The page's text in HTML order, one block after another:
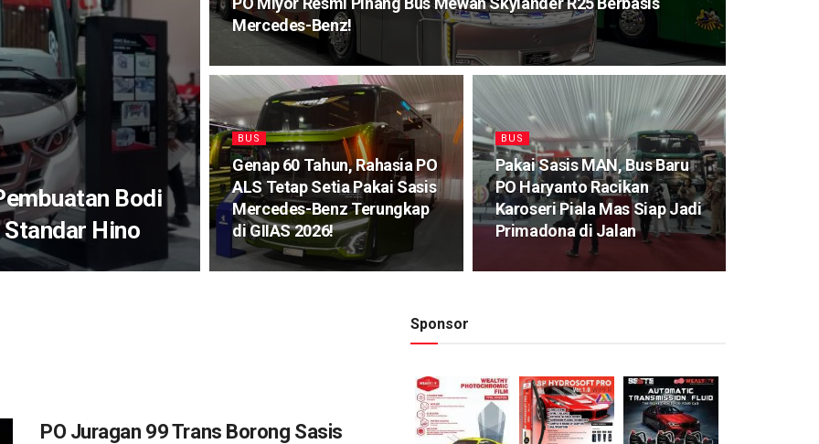
Bodi
Standar Hino
Mercedes-Benz!
BUS
Genap 60 Tahun, Rahasia PO
ALS Tetap Setia Pakai Sasis
Mercedes-Benz Terungkap
di GIIAS 2026!
BUS
Pakai Sasis MAN, Bus Baru
PO Haryanto Racikan
Karoseri Piala Mas Siap Jadi
Primadona di Jalan
PO Juragan 99 Trans Borong Sasis
Sponsor